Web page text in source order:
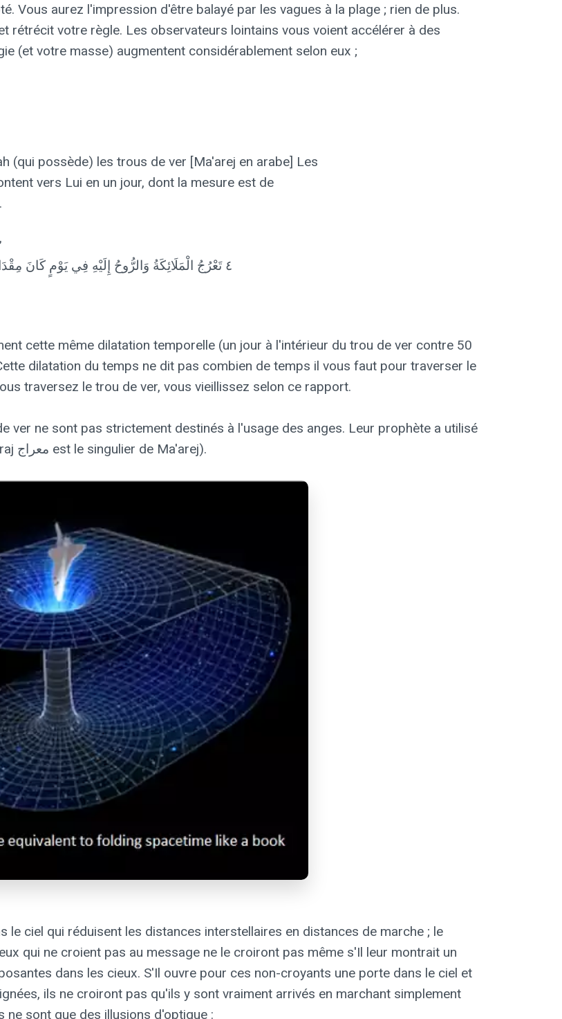
Vous aurez l'impression d'être balayé par les vagues à la plage ; rien de plus.
rétrécit votre règle. Les observateurs lointains vous voient accélérer à des
(et votre masse) augmentent considérablement selon eux ;
(qui possède) les trous de ver [Ma'arej en arabe] Les
vers Lui en un jour, dont la mesure est de
٣
٤ تَعْرُجُ الْمَلَائِكَةُ وَالرُّوحُ إِلَيْهِ فِي يَوْمٍ كَانَ مِقْدَارُهُ خَمْسِينَ أَلْفَ سَنَةٍ
cette même dilatation temporelle (un jour à l'intérieur du trou de ver contre 50
dilatation du temps ne dit pas combien de temps il vous faut pour traverser le
traversez le trou de ver, vous vieillissez selon ce rapport.
ver ne sont pas strictement destinés à l'usage des anges. Leur prophète a utilisé
un trou de ver une fois dans le 'Israa & Mi'raj' (Mi'raj معراج est le singulier de Ma'arej).
ciel qui réduisent les distances interstellaires en distances de marche ; le
qui ne croient pas au message ne le croiront pas même s'Il leur montrait un
dans les cieux. S'Il ouvre pour ces non-croyants une porte dans le ciel et
ils ne croiront pas qu'ils y sont vraiment arrivés en marchant simplement
ne sont que des illusions d'optique :